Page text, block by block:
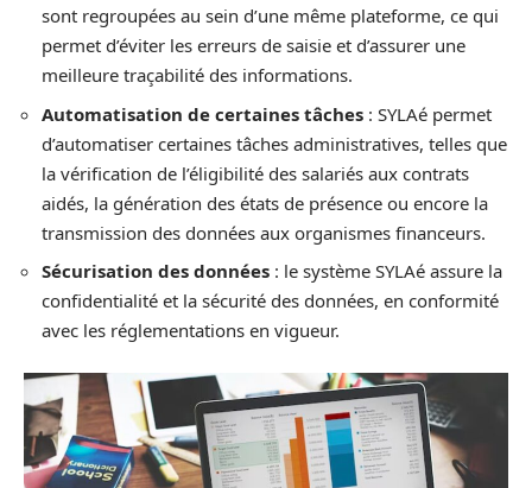
sont regroupées au sein d’une même plateforme, ce qui
permet d’éviter les erreurs de saisie et d’assurer une
meilleure traçabilité des informations.
Automatisation de certaines tâches : SYLAé permet
d’automatiser certaines tâches administratives, telles que
la vérification de l’éligibilité des salariés aux contrats
aidés, la génération des états de présence ou encore la
transmission des données aux organismes financeurs.
Sécurisation des données : le système SYLAé assure la
confidentialité et la sécurité des données, en conformité
avec les réglementations en vigueur.